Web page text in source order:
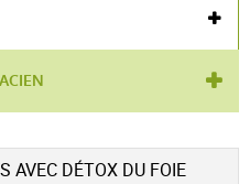
AVEC DÉTOX DU FOIE